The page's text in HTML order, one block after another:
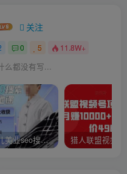
关注
0 5 11.8W+
么都没有写...
薛老丝儿美业seo搜索流量落地课，一周暴涨20w粉丝，全干货讲解